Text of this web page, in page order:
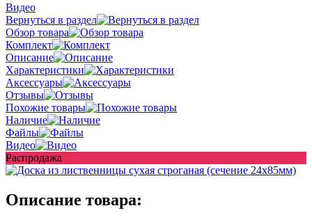
Видео
Вернуться в раздел
Обзор товара
Комплект
Описание
Характеристики
Аксессуары
Отзывы
Похожие товары
Наличие
Файлы
Видео
Распродажа
Описание товара: